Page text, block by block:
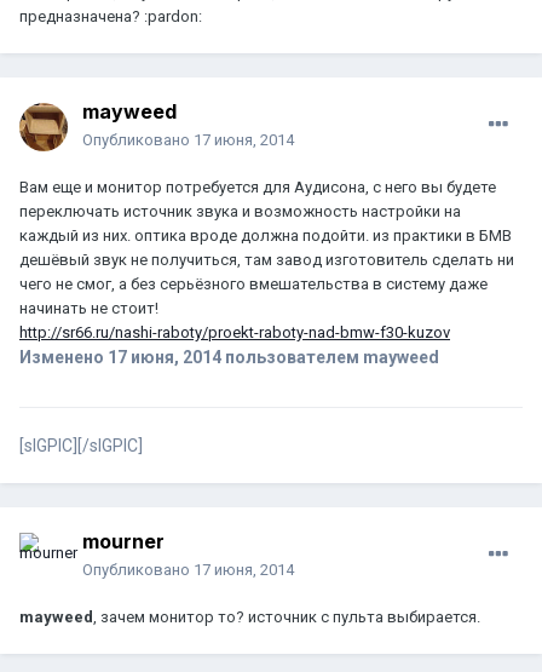
предназначена? :pardon:
mayweed
Опубликовано 17 июня, 2014
Вам еще и монитор потребуется для Аудисона, с него вы будете
переключать источник звука и возможность настройки на
каждый из них. оптика вроде должна подойти. из практики в БМВ
дешёвый звук не получиться, там завод изготовитель сделать ни
чего не смог, а без серьёзного вмешательства в систему даже
начинать не стоит!
http://sr66.ru/nashi-raboty/proekt-raboty-nad-bmw-f30-kuzov
Изменено 17 июня, 2014 пользователем mayweed
[sIGPIC][/sIGPIC]
mourner
Опубликовано 17 июня, 2014
mayweed, зачем монитор то? источник с пульта выбирается.